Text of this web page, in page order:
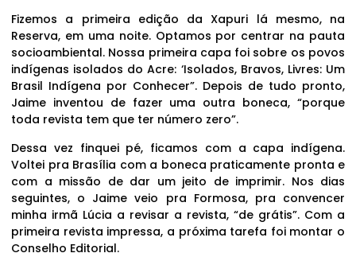
Fizemos a primeira edição da Xapuri lá mesmo, na
Reserva, em uma noite. Optamos por centrar na pauta
socioambiental. Nossa primeira capa foi sobre os povos
indígenas isolados do Acre: ‘Isolados, Bravos, Livres: Um
Brasil Indígena por Conhecer”. Depois de tudo pronto,
Jaime inventou de fazer uma outra boneca, “porque
toda revista tem que ter número zero”.
Dessa vez finquei pé, ficamos com a capa indígena.
Voltei pra Brasília com a boneca praticamente pronta e
com a missão de dar um jeito de imprimir. Nos dias
seguintes, o Jaime veio pra Formosa, pra convencer
minha irmã Lúcia a revisar a revista, “de grátis”. Com a
primeira revista impressa, a próxima tarefa foi montar o
Conselho Editorial.